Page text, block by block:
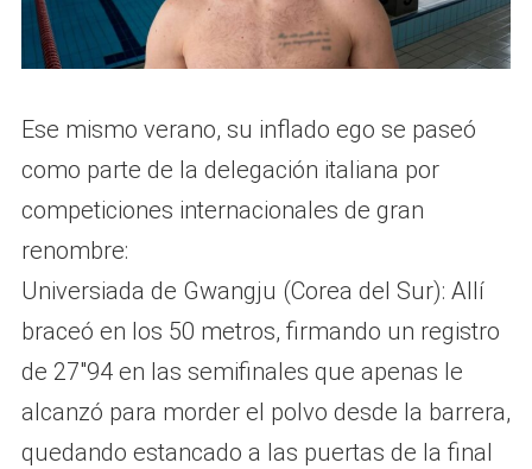
Ese mismo verano, su inflado ego se paseó
como parte de la delegación italiana por
competiciones internacionales de gran
renombre:
Universiada de Gwangju (Corea del Sur): Allí
braceó en los 50 metros, firmando un registro
de 27″94 en las semifinales que apenas le
alcanzó para morder el polvo desde la barrera,
quedando estancado a las puertas de la final